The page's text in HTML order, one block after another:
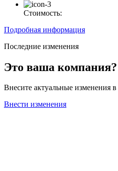
Стоимость:
Подробная информация
Последние изменения
Это ваша компания?
Внесите актуальные
Внести изменения